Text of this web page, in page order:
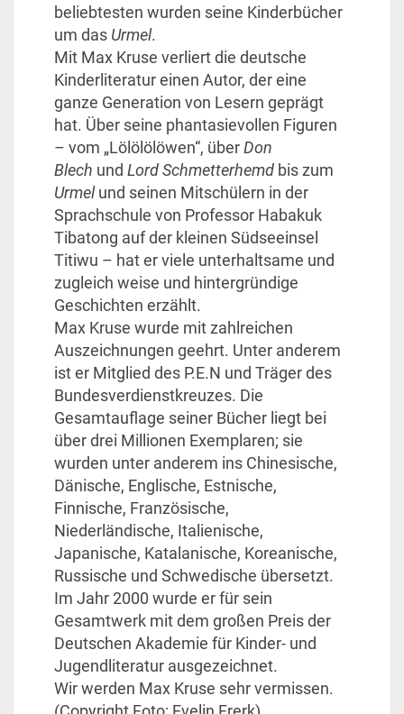
beliebtesten wurden seine Kinderbücher
um das Urmel.
Mit Max Kruse verliert die deutsche
Kinderliteratur einen Autor, der eine
ganze Generation von Lesern geprägt
hat. Über seine phantasievollen Figuren
– vom „Lölölölöwen“, überDon
Blech und Lord Schmetterhemd bis zum
Urmelund seinen Mitschülern in der
Sprachschule von Professor Habakuk
Tibatong auf der kleinen Südseeinsel
Titiwu – hat er viele unterhaltsame und
zugleich weise und hintergründige
Geschichten erzählt.
Max Kruse wurde mit zahlreichen
Auszeichnungen geehrt. Unter anderem
ist er Mitglied des P.E.N und Träger des
Bundesverdienstkreuzes. Die
Gesamtauflage seiner Bücher liegt bei
über drei Millionen Exemplaren; sie
wurden unter anderem ins Chinesische,
Dänische, Englische, Estnische,
Finnische, Französische,
Niederländische, Italienische,
Japanische, Katalanische, Koreanische,
Russische und Schwedische übersetzt.
Im Jahr 2000 wurde er für sein
Gesamtwerk mit dem großen Preis der
Deutschen Akademie für Kinder- und
Jugendliteratur ausgezeichnet.
Wir werden Max Kruse sehr vermissen.